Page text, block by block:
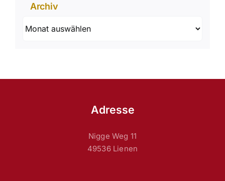
Archiv
Adresse
Nigge Weg 11
49536 Lienen